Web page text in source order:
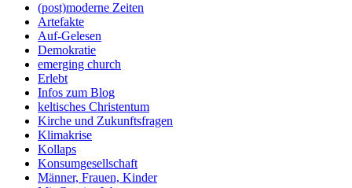
(post)moderne Zeiten
Artefakte
Auf-Gelesen
Demokratie
emerging church
Erlebt
Infos zum Blog
keltisches Christentum
Kirche und Zukunftsfragen
Klimakrise
Kollaps
Konsumgesellschaft
Männer, Frauen, Kinder